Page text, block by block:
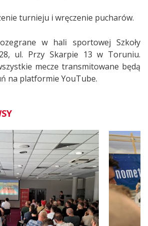
turnieju i wręczenie pucharów.
w hali sportowej Szkoły
ul. Przy Skarpie 13 w Toruniu.
mecze transmitowane będą
na platformie YouTube.